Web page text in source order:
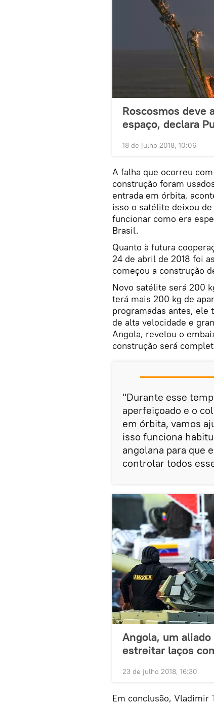
Roscosmos deve
espaço, declara
18 de julho 2018, 10:06
A falha que ocorreu
construção foram
entrada em órbita,
isso o satélite deixou
funcionar como era
Brasil.
Quanto à futura
24 de abril de 2018 foi
começou a construção
Novo satélite será 200
terá mais 200 kg de
programadas antes, ele
de alta velocidade e
Angola, revelou o
construção será
"Durante esse
aperfeiçoado e o
em órbita, vamos
isso funciona
angolana para que
controlar todos
Angola, um
estreitar laços
23 de julho 2018, 16:30
Em conclusão, Vladimir